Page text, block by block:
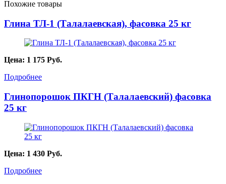
Похожие товары
Глина ТЛ-1 (Талалаевская), фасовка 25 кг
Цена: 1 175 Руб.
Подробнее
Глинопорошок ПКГН (Талалаевский) фасовка
25 кг
Цена: 1 430 Руб.
Подробнее